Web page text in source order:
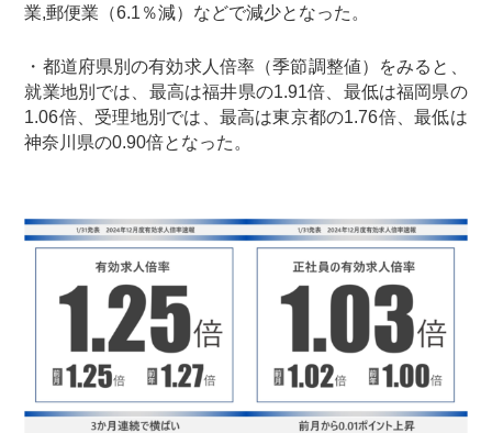
業,郵便業（6.1％減）などで減少となった。
・都道府県別の有効求人倍率（季節調整値）をみると、
就業地別では、最高は福井県の1.91倍、最低は福岡県の
1.06倍、受理地別では、最高は東京都の1.76倍、最低は
神奈川県の0.90倍となった。